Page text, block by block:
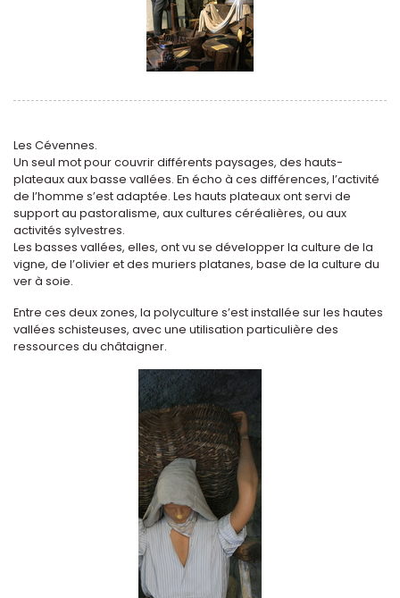
Les Cévennes.
Un seul mot pour couvrir différents paysages, des hauts-
plateaux aux basse vallées. En écho à ces différences, l’activité
de l’homme s’est adaptée. Les hauts plateaux ont servi de
support au pastoralisme, aux cultures céréalières, ou aux
activités sylvestres.
Les basses vallées, elles, ont vu se développer la culture de la
vigne, de l’olivier et des muriers platanes, base de la culture du
ver à soie.
Entre ces deux zones, la polyculture s’est installée sur les hautes
vallées schisteuses, avec une utilisation particulière des
ressources du châtaigner.